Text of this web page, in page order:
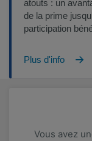
atouts : un
de la prime
participation
Plus d'info
Vous avez